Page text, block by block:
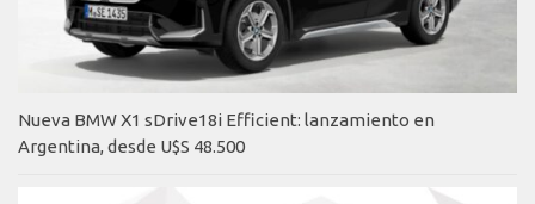
Nueva BMW X1 sDrive18i Efficient: lanzamiento en
Argentina, desde U$S 48.500